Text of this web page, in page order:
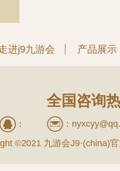
进j9九游会 产品展示
全国咨询
： ：
©2021 九游会